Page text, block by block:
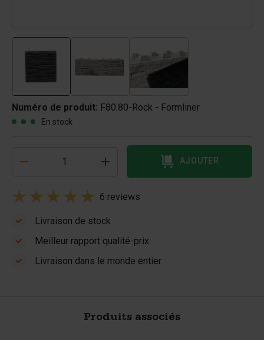
Numéro de produit: F80.80-Rock - Formliner
En stock
AJOUTER
6 reviews
Livraison de stock
Meilleur rapport qualité-prix
Livraison dans le monde entier
Produits associés